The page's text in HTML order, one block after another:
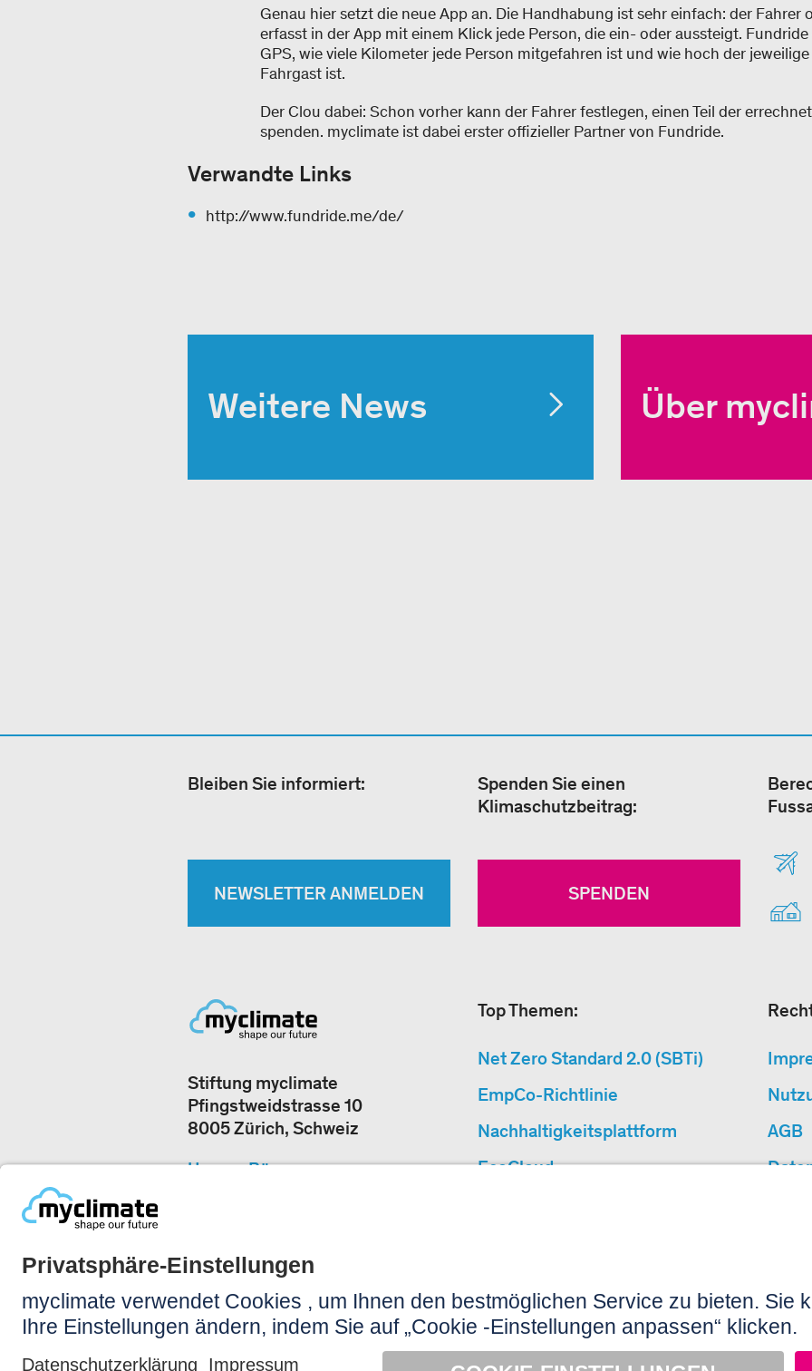
Genau hier setzt die neue App an. Die Handhabung ist sehr einfach: der Fahrer
erfasst in der App mit einem Klick jede Person, die ein- oder aussteigt.
GPS, wie viele Kilometer jede Person mitgefahren ist und wie hoch der
Fahrgast ist.
Der Clou dabei: Schon vorher kann der Fahrer festlegen, einen Teil der
spenden. myclimate ist dabei erster offizieller Partner von Fundride.
Verwandte Links
http://www.fundride.me/de/
Weitere News Über
Bleiben Sie informiert:
NEWSLETTER ANMELDEN
Spenden Sie einen
Klimaschutzbeitrag:
SPENDEN
Stiftung myclimate
Pfingstweidstrasse 10
8005 Zürich, Schweiz
Unsere Büros
JETZT KONTAKTIEREN
Top Themen:
Net Zero Standard 2.0 (SBTi)
EmpCo-Richtlinie
Nachhaltigkeitsplattform
EcoCloud
Seitenübersicht
AGB